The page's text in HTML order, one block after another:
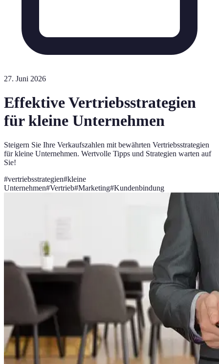
27. Juni 2026
Effektive Vertriebsstrategien
für kleine Unternehmen
Steigern Sie Ihre Verkaufszahlen mit bewährten Vertriebsstrategien
für kleine Unternehmen. Wertvolle Tipps und Strategien warten auf
Sie!
#vertriebsstrategien#kleine
Unternehmen#Vertrieb#Marketing#Kundenbindung